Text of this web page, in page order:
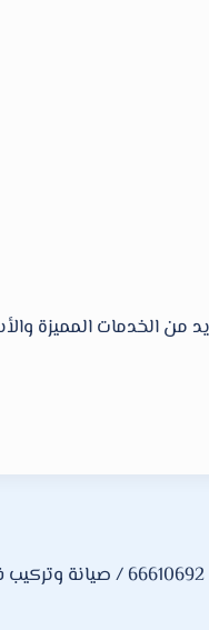
الأخرى الكثيرة لدينا تجدها لدي مؤسسة فنى صحى، اتصل الإن نصلك أينما كنت داخل